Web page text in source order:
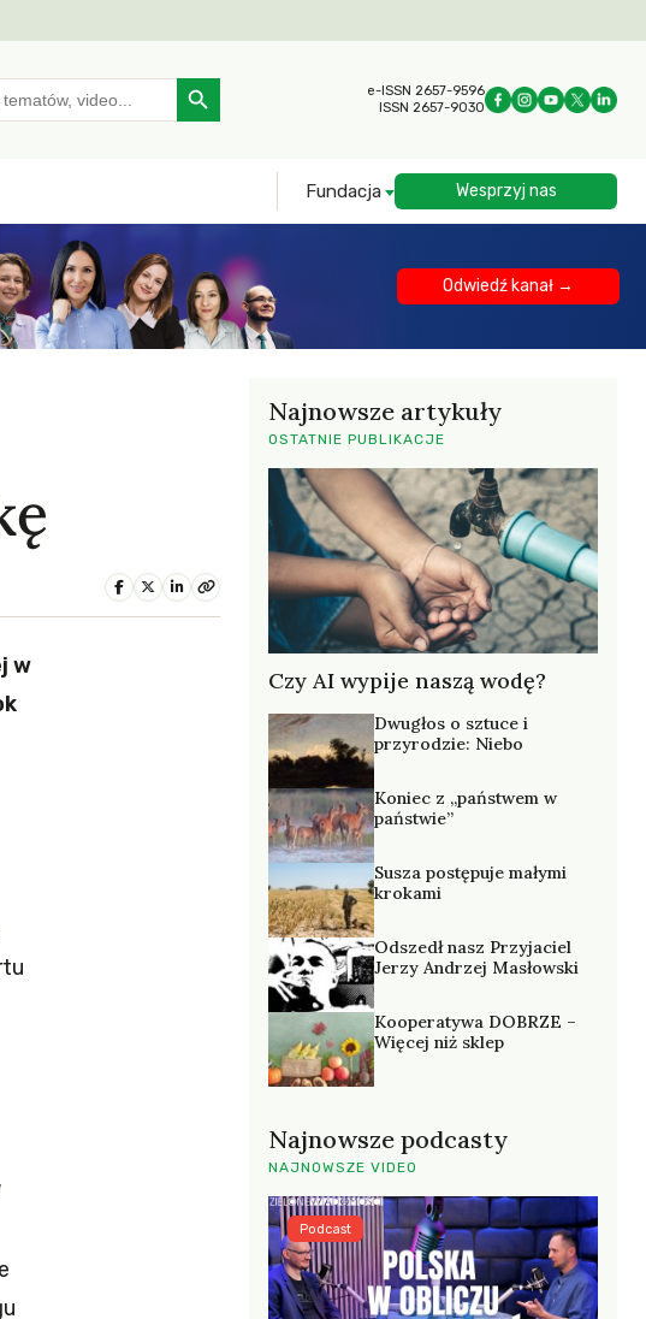
Search Button
e-ISSN 2657-9596
ISSN 2657-9030
Fundacja Wesprzyj nas
Odwiedź kanał →
w
Najnowsze artykuły
OSTATNIE PUBLIKACJE
Czy AI wypije naszą wodę?
Dwugłos o sztuce i
przyrodzie: Niebo
Koniec z „państwem w
państwie”
Susza postępuje małymi
krokami
Odszedł nasz Przyjaciel
Jerzy Andrzej Masłowski
Kooperatywa DOBRZE –
Więcej niż sklep
Najnowsze podcasty
NAJNOWSZE VIDEO
Podcast